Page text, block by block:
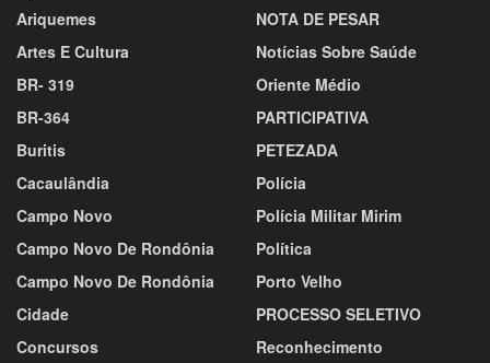
Ariquemes
Artes E Cultura
BR- 319
BR-364
Buritis
Cacaulândia
Campo Novo
Campo Novo De Rondônia
Campo Novo De Rondônia
Cidade
Concursos
NOTA DE PESAR
Notícias Sobre Saúde
Oriente Médio
PARTICIPATIVA
PETEZADA
Polícia
Polícia Militar Mirim
Política
Porto Velho
PROCESSO SELETIVO
Reconhecimento